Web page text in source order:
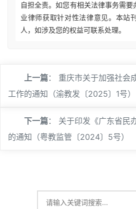
自担全责。如您有相关法律事务需要
业律师获取针对性法律意见。本站
人，如涉及您的权益可联系处理。
上一篇： 重庆市关于加强社会
工作的通知（渝教发〔2025〕1号）
下一篇： 关于印发《广东省民
的通知（粤教监管〔2024〕5号）